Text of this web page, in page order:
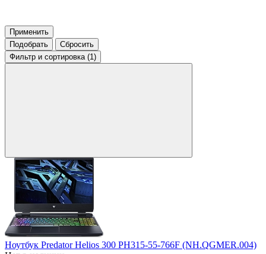
Применить
Подобрать
Сбросить
Фильтр и сортировка (1)
Ноутбук Predator Helios 300 PH315-55-766F (NH.QGMER.004)